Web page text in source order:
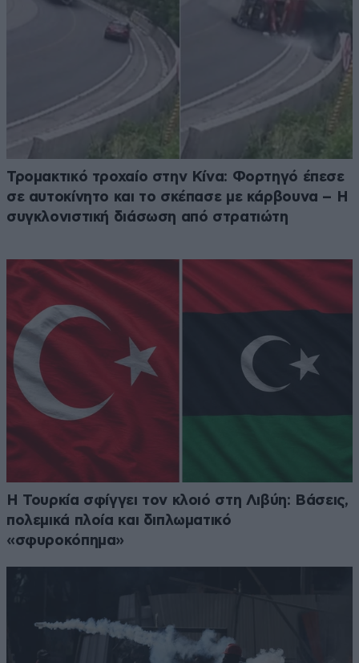
Τρομακτικό τροχαίο στην Κίνα: Φορτηγό έπεσε
σε αυτοκίνητο και το σκέπασε με κάρβουνα – Η
συγκλονιστική διάσωση από στρατιώτη
Η Τουρκία σφίγγει τον κλοιό στη Λιβύη: Βάσεις,
πολεμικά πλοία και διπλωματικό
«σφυροκόπημα»